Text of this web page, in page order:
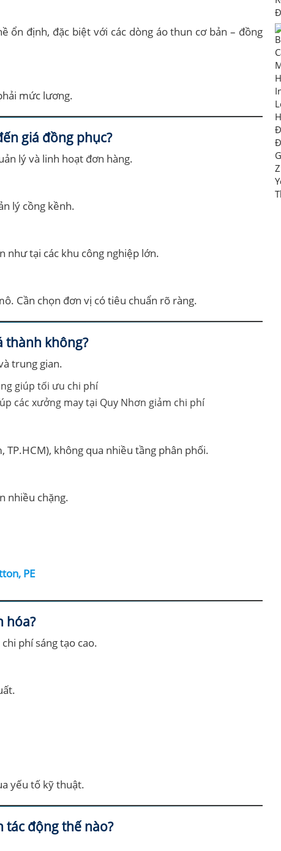
ổn định, đặc biệt với các dòng áo thun cơ bản – đồng
mức lương.
giá đồng phục?
lý và linh hoạt đơn hàng.
lý cồng kềnh.
như tại các khu công nghiệp lớn.
Cần chọn đơn vị có tiêu chuẩn rõ ràng.
thành không?
trung gian.
các xưởng may tại Quy Nhơn giảm chi phí
không qua nhiều tầng phân phối.
nhiều chặng.
PE
hóa?
phí sáng tạo cao.
yếu tố kỹ thuật.
tác động thế nào?